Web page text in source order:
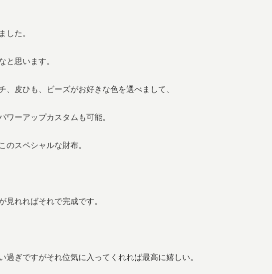
した。
と思います。
、皮ひも、ビーズがお好きな色を選べまして、
ワーアップカスタムも可能。
のスペシャルな財布。
見れればそれで完成です。
過ぎですがそれ位気に入ってくれれば最高に嬉しい。